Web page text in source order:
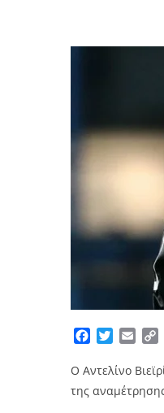
Facebook
Twitter
Ο Αντελίνο
της